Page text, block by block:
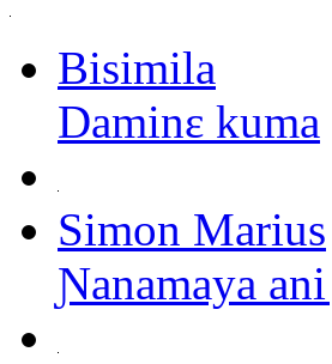
Bisimila
Daminɛ kuma
Simon Marius
Ɲanamaya